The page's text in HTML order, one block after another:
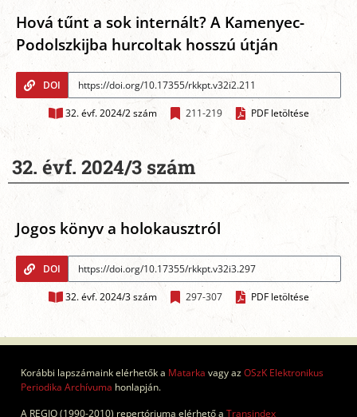
Hová tűnt a sok internált? A Kamenyec-
Podolszkijba hurcoltak hosszú útján
DOI
32. évf. 2024/2 szám 211-219 PDF letöltése
32. évf. 2024/3 szám
Jogos könyv a holokausztról
DOI
32. évf. 2024/3 szám 297-307 PDF letöltése
Korábbi lapszámaink elérhetők a Matarka vagy azOSzK Elektronikus
Periodika Archívuma honlapján.
A REGIO (1990-2010) repertóriuma elérhető a Transindex